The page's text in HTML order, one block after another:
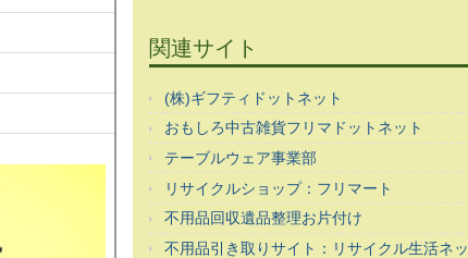
関連サイト
(株)ギフティドットネット
おもしろ中古雑貨フリマドットネット
テーブルウェア事業部
リサイクルショップ：フリマート
不用品回収遺品整理お片付け
不用品引き取りサイト：リサイクル生活ネッ